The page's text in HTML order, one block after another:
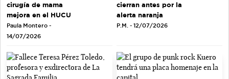
cirugía de mama
mejora en el HUCU
Paula Montero -
14/07/2026
cierran antes por la
alerta naranja
P.M. - 12/07/2026